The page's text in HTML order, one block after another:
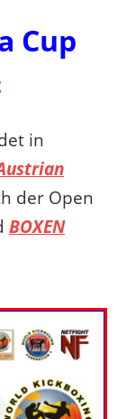
Cup
in
der Open
BOXEN